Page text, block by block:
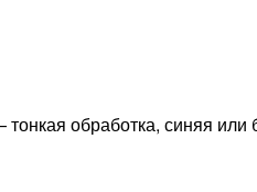
обработка, синяя